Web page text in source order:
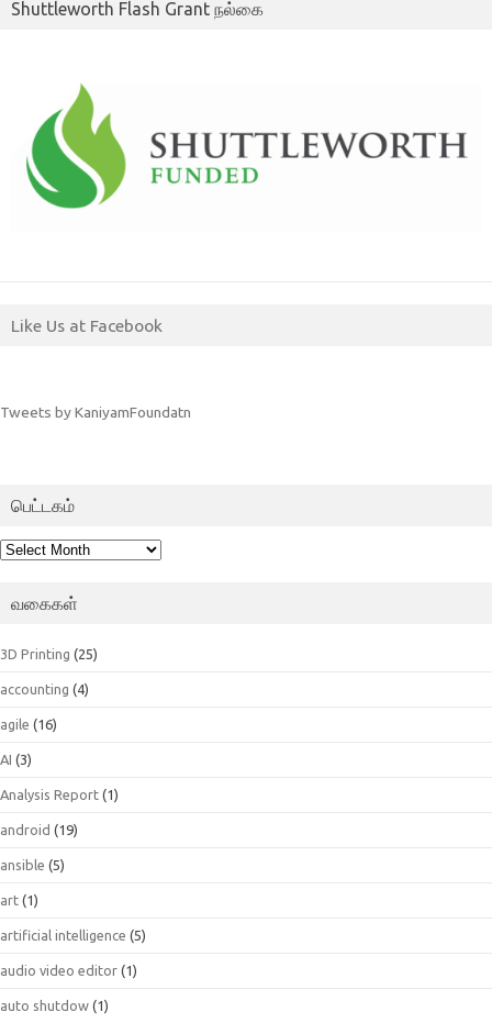
Shuttleworth Flash Grant நல்கை
Like Us at Facebook
Tweets by KaniyamFoundatn
பெட்டகம்
பெட்டகம்
வகைகள்
3D Printing (25)
accounting (4)
agile (16)
AI (3)
Analysis Report (1)
android (19)
ansible (5)
art (1)
artificial intelligence (5)
audio video editor (1)
auto shutdow (1)